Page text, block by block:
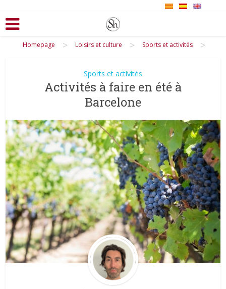
Homepage > Loisirs et culture > Sports et activités >
Sports et activités
Activités à faire en été à
Barcelone